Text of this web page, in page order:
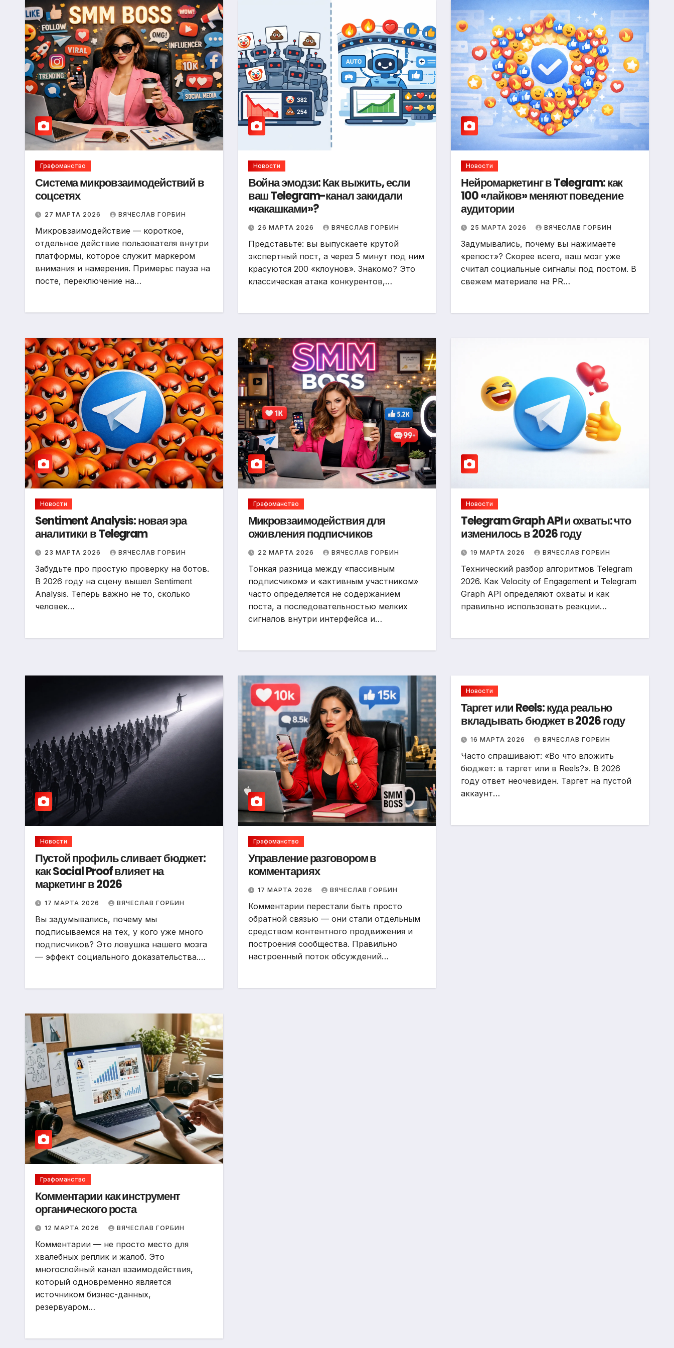
Графоманство
Система микровзаимодействий в
соцсетях
27 МАРТА 2026 ВЯЧЕСЛАВ ГОРБИН
Микровзаимодействие — короткое,
отдельное действие пользователя внутри
платформы, которое служит маркером
внимания и намерения. Примеры: пауза на
посте, переключение на…
Новости
Война эмодзи: Как выжить, если
ваш Telegram-канал закидали
«какашками»?
26 МАРТА 2026 ВЯЧЕСЛАВ ГОРБИН
Представьте: вы выпускаете крутой
экспертный пост, а через 5 минут под ним
красуются 200 «клоунов». Знакомо? Это
классическая атака конкурентов,…
Новости
Нейромаркетинг в Telegram: как
100 «лайков» меняют поведение
аудитории
25 МАРТА 2026 ВЯЧЕСЛАВ ГОРБИН
Задумывались, почему вы нажимаете
«репост»? Скорее всего, ваш мозг уже
считал социальные сигналы под постом. В
свежем материале на PR…
Новости
Sentiment Analysis: новая эра
аналитики в Telegram
23 МАРТА 2026 ВЯЧЕСЛАВ ГОРБИН
Забудьте про простую проверку на ботов.
В 2026 году на сцену вышел Sentiment
Analysis. Теперь важно не то, сколько
человек…
Графоманство
Микровзаимодействия для
оживления подписчиков
22 МАРТА 2026 ВЯЧЕСЛАВ ГОРБИН
Тонкая разница между «пассивным
подписчиком» и «активным участником»
часто определяется не содержанием
поста, а последовательностью мелких
сигналов внутри интерфейса и…
Новости
Telegram Graph API и охваты: что
изменилось в 2026 году
19 МАРТА 2026 ВЯЧЕСЛАВ ГОРБИН
Технический разбор алгоритмов Telegram
2026. Как Velocity of Engagement и Telegram
Graph API определяют охваты и как
правильно использовать реакции…
Новости
Пустой профиль сливает бюджет:
как Social Proof влияет на
маркетинг в 2026
17 МАРТА 2026 ВЯЧЕСЛАВ ГОРБИН
Вы задумывались, почему мы
подписываемся на тех, у кого уже много
подписчиков? Это ловушка нашего мозга
— эффект социального доказательства.…
Графоманство
Управление разговором в
комментариях
17 МАРТА 2026 ВЯЧЕСЛАВ ГОРБИН
Комментарии перестали быть просто
обратной связью — они стали отдельным
средством контентного продвижения и
построения сообщества. Правильно
настроенный поток обсуждений…
Новости
Таргет или Reels: куда реально
вкладывать бюджет в 2026 году
16 МАРТА 2026 ВЯЧЕСЛАВ ГОРБИН
Часто спрашивают: «Во что вложить
бюджет: в таргет или в Reels?». В 2026
году ответ неочевиден. Таргет на пустой
аккаунт…
Графоманство
Комментарии как инструмент
органического роста
12 МАРТА 2026 ВЯЧЕСЛАВ ГОРБИН
Комментарии — не просто место для
хвалебных реплик и жалоб. Это
многослойный канал взаимодействия,
который одновременно является
источником бизнес-данных,
резервуаром…